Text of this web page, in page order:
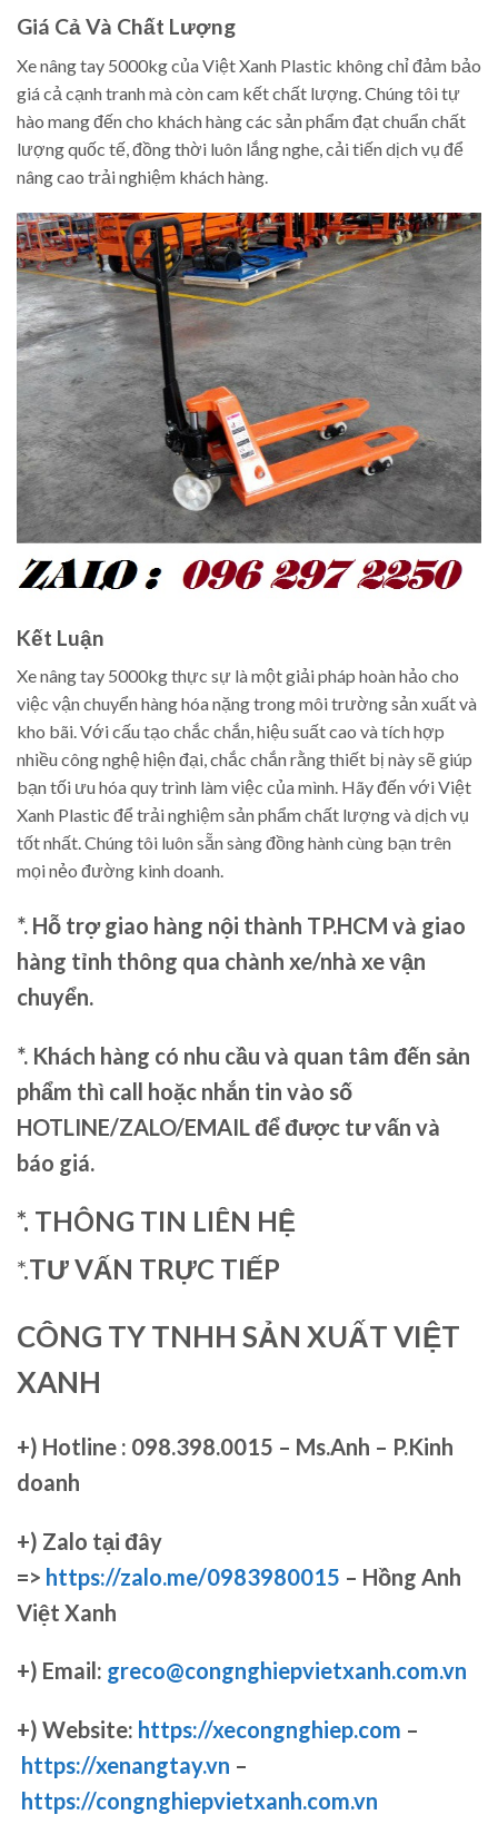
Giá Cả Và Chất Lượng
Xe nâng tay 5000kg của Việt Xanh Plastic không chỉ đảm bảo
giá cả cạnh tranh mà còn cam kết chất lượng. Chúng tôi tự
hào mang đến cho khách hàng các sản phẩm đạt chuẩn chất
lượng quốc tế, đồng thời luôn lắng nghe, cải tiến dịch vụ để
nâng cao trải nghiệm khách hàng.
Kết Luận
Xe nâng tay 5000kg thực sự là một giải pháp hoàn hảo cho
việc vận chuyển hàng hóa nặng trong môi trường sản xuất và
kho bãi. Với cấu tạo chắc chắn, hiệu suất cao và tích hợp
nhiều công nghệ hiện đại, chắc chắn rằng thiết bị này sẽ giúp
bạn tối ưu hóa quy trình làm việc của mình. Hãy đến với Việt
Xanh Plastic để trải nghiệm sản phẩm chất lượng và dịch vụ
tốt nhất. Chúng tôi luôn sẵn sàng đồng hành cùng bạn trên
mọi nẻo đường kinh doanh.
*. Hỗ trợ giao hàng nội thành TP.HCM và giao
hàng tỉnh thông qua chành xe/nhà xe vận
chuyển.
*. Khách hàng có nhu cầu và quan tâm đến sản
phẩm thì call hoặc nhắn tin vào số
HOTLINE/ZALO/EMAIL để được tư vấn và
báo giá.
*. THÔNG TIN LIÊN HỆ
*.TƯ VẤN TRỰC TIẾP
CÔNG TY TNHH SẢN XUẤT VIỆT
XANH
+) Hotline : 098.398.0015 – Ms.Anh – P.Kinh
doanh
+) Zalo tại đây
=> https://zalo.me/0983980015 – Hồng Anh
Việt Xanh
+) Email: greco@congnghiepvietxanh.com.vn
+) Website: https://xecongnghiep.com –
https://xenangtay.vn –
https://congnghiepvietxanh.com.vn